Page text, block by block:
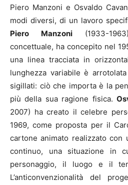
Piero Manzoni e Osvaldo
modi diversi, di un lavoro
Piero Manzoni (1933-
concettuale, ha concepito nel
una linea tracciata in
lunghezza variabile è
sigillati: ciò che importa è la
più della sua ragione fisica.
2007) ha creato il celebre
1969, come proposta per il
cartone animato realizzato
continuo, una situazione in
personaggio, il luogo e il
L’anticonvenzionalità del